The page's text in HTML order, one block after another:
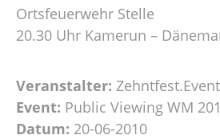
Ortsfeuerwehr Stelle
20.30 Uhr Kamerun –
Veranstalter:
Event: Public Viewing WM
Datum: 20-06-2010